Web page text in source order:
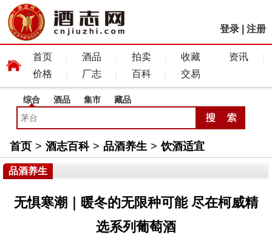
登录 注册
首页 酒品 拍卖 收藏
资讯
价格
厂志 百科 交易
综合 酒品 集市 藏品
首页 > 酒志百科 > 品酒养生 > 饮酒适宜
品酒养生
无惧寒潮｜暖冬的无限种可能 尽在柯威精
选系列葡萄酒